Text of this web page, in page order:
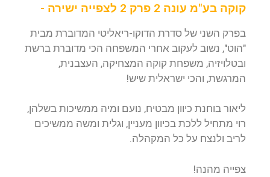
קוקה בע"מ עונה 2 פרק 2 לצפייה ישירה -
בפרק השני של סדרת הדוקו-ריאליטי המדוברת מבית
"הוט", נשוב לעקוב אחרי המשפחה הכי מדוברת ברשת
ובטלויזיה, משפחת קוקה המצחיקה, העצבנית,
המרגשת, והכי ישראלית שיש!
ליאור בוחנת כיוון מבטיח, נועם ומיה ממשיכות בשלהן,
רוי מתחיל ללכת בכיוון מעניין, וגלית ומשה ממשיכים
לריב ולנצח על כל המקהלה.
צפייה מהנה!